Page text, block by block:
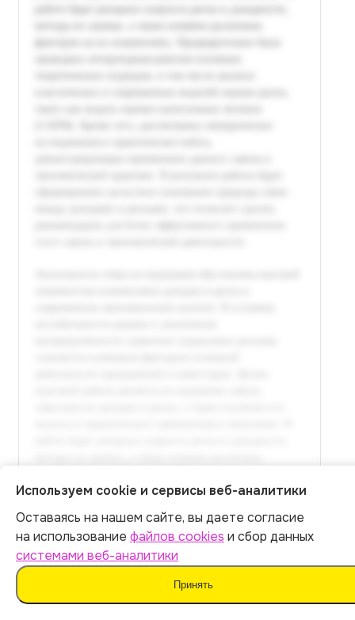
Итог:449р.
Оплатить
Используем cookie и сервисы веб-аналитики
Оставаясь на нашем сайте, вы даете согласие
на использование файлов cookies и сбор данных
системами веб-аналитики
Принять